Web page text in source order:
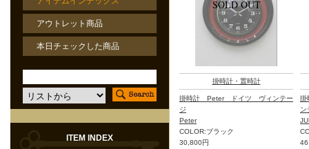
掛時計・置時計
掛時計 Peter ドイツ ヴィンテー
ジ
Peter
COLOR:ブラック
30,800円
掛
ン
アウトレット商品
本日チェックした商品
ITEM INDEX